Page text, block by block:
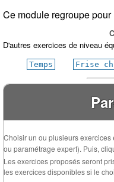
Ce module regroupe
D'autres exercices de niveau
Temps Frise
Choisir un ou plusieurs
ou paramétrage expert). Puis,
Les exercices proposés seront
les exercices disponibles si le